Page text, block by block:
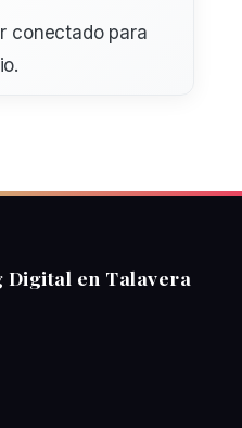
conectadopara
en Talavera